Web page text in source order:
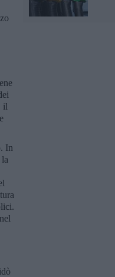
il
In